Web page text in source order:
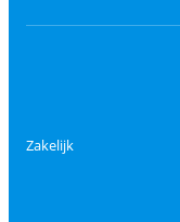
Zakelijk